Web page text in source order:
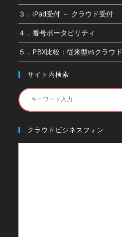
３．iPad受付 － クラウド受付
４．番号ポータビリティ
５．PBX比較：従来型vsクラウド
サイト内検索
クラウドビジネスフォン